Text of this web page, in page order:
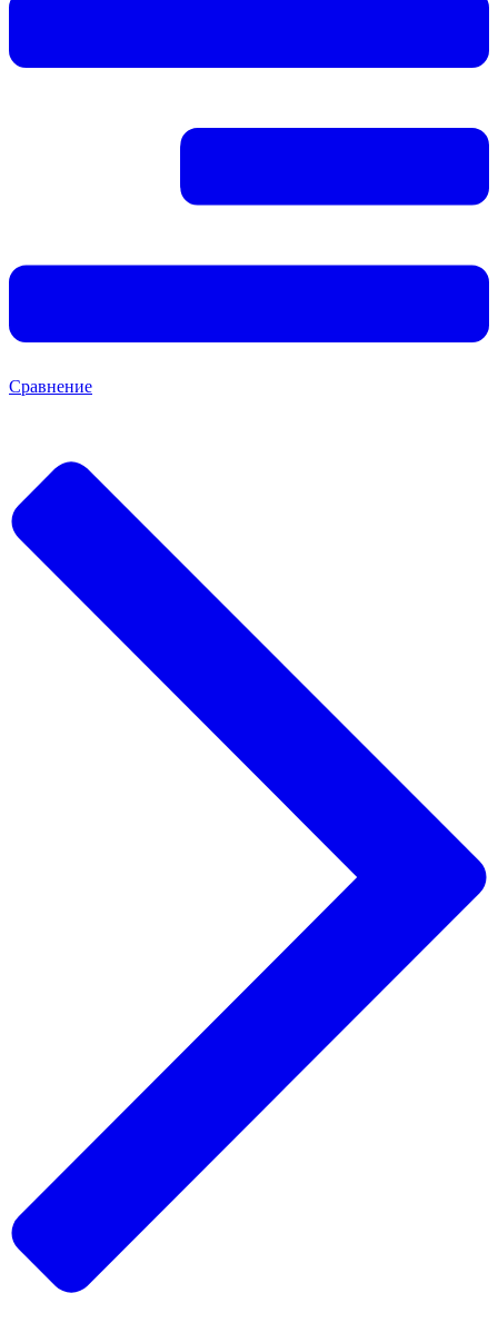
Сравнение